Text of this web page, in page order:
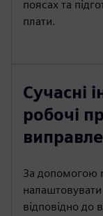
поясах та
плати.
Сучасні
робочі
За допомогою
налаштовувати
відповідно до